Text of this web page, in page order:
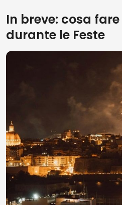
In breve: cosa fare
durante le Feste